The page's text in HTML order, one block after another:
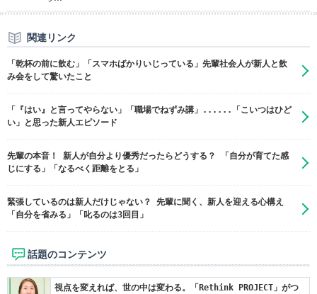
関連リンク
「乾杯の前に飲む」「スマホばかりいじっている」先輩社会人が新人と飲
み会をして驚いたこと
「『はい』と言ってやらない」「職場でねずみ講」......「こいつはひど
い」と思った新人エピソード
先輩の本音！ 新人が自分より優秀だったらどうする？ 「自分が育てた感
じにする」「なるべく距離をとる」
緊張しているのは新人だけじゃない？ 先輩に聞く、新人を迎える心構え
「自分を省みる」「叱るのは3回目」
話題のコンテンツ
視点を変えれば、世の中は変わる。「Rethink PROJECT」がつ